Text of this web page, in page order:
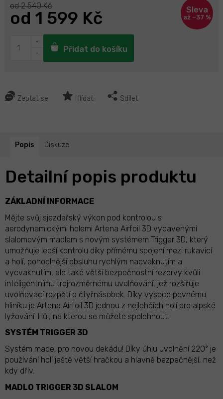
Zeptat se Hlídat Sdílet
od 2 540 Kč
od 1 599 Kč až –37 %
Přidat do košíku
Popis Diskuze
Detailní popis produktu
ZÁKLADNÍ INFORMACE
Mějte svůj sjezdařský výkon pod kontrolou s
aerodynamickými holemi Artena Airfoil 3D vybavenými
slalomovým madlem s novým systémem Trigger 3D, který
umožňuje lepší kontrolu díky přímému spojení mezi rukavicí
a holí, pohodlnější obsluhu rychlým nacvaknutím a
vycvaknutím, ale také větší bezpečnostní rezervy kvůli
inteligentnímu trojrozměrnému uvolňování, jež rozšiřuje
uvolňovací rozpětí o čtyřnásobek. Díky vysoce pevnému
hliníku je Artena Airfoil 3D jednou z nejlehčích holí pro alpské
lyžování. Hůl, na kterou se můžete spolehnout.
SYSTÉM TRIGGER 3D
Systém madel pro novou dekádu! Díky úhlu uvolnění 220° je
používání holí ještě větší hračkou a hlavně bezpečnější, než
kdy dřív.
MADLO TRIGGER 3D SLALOM